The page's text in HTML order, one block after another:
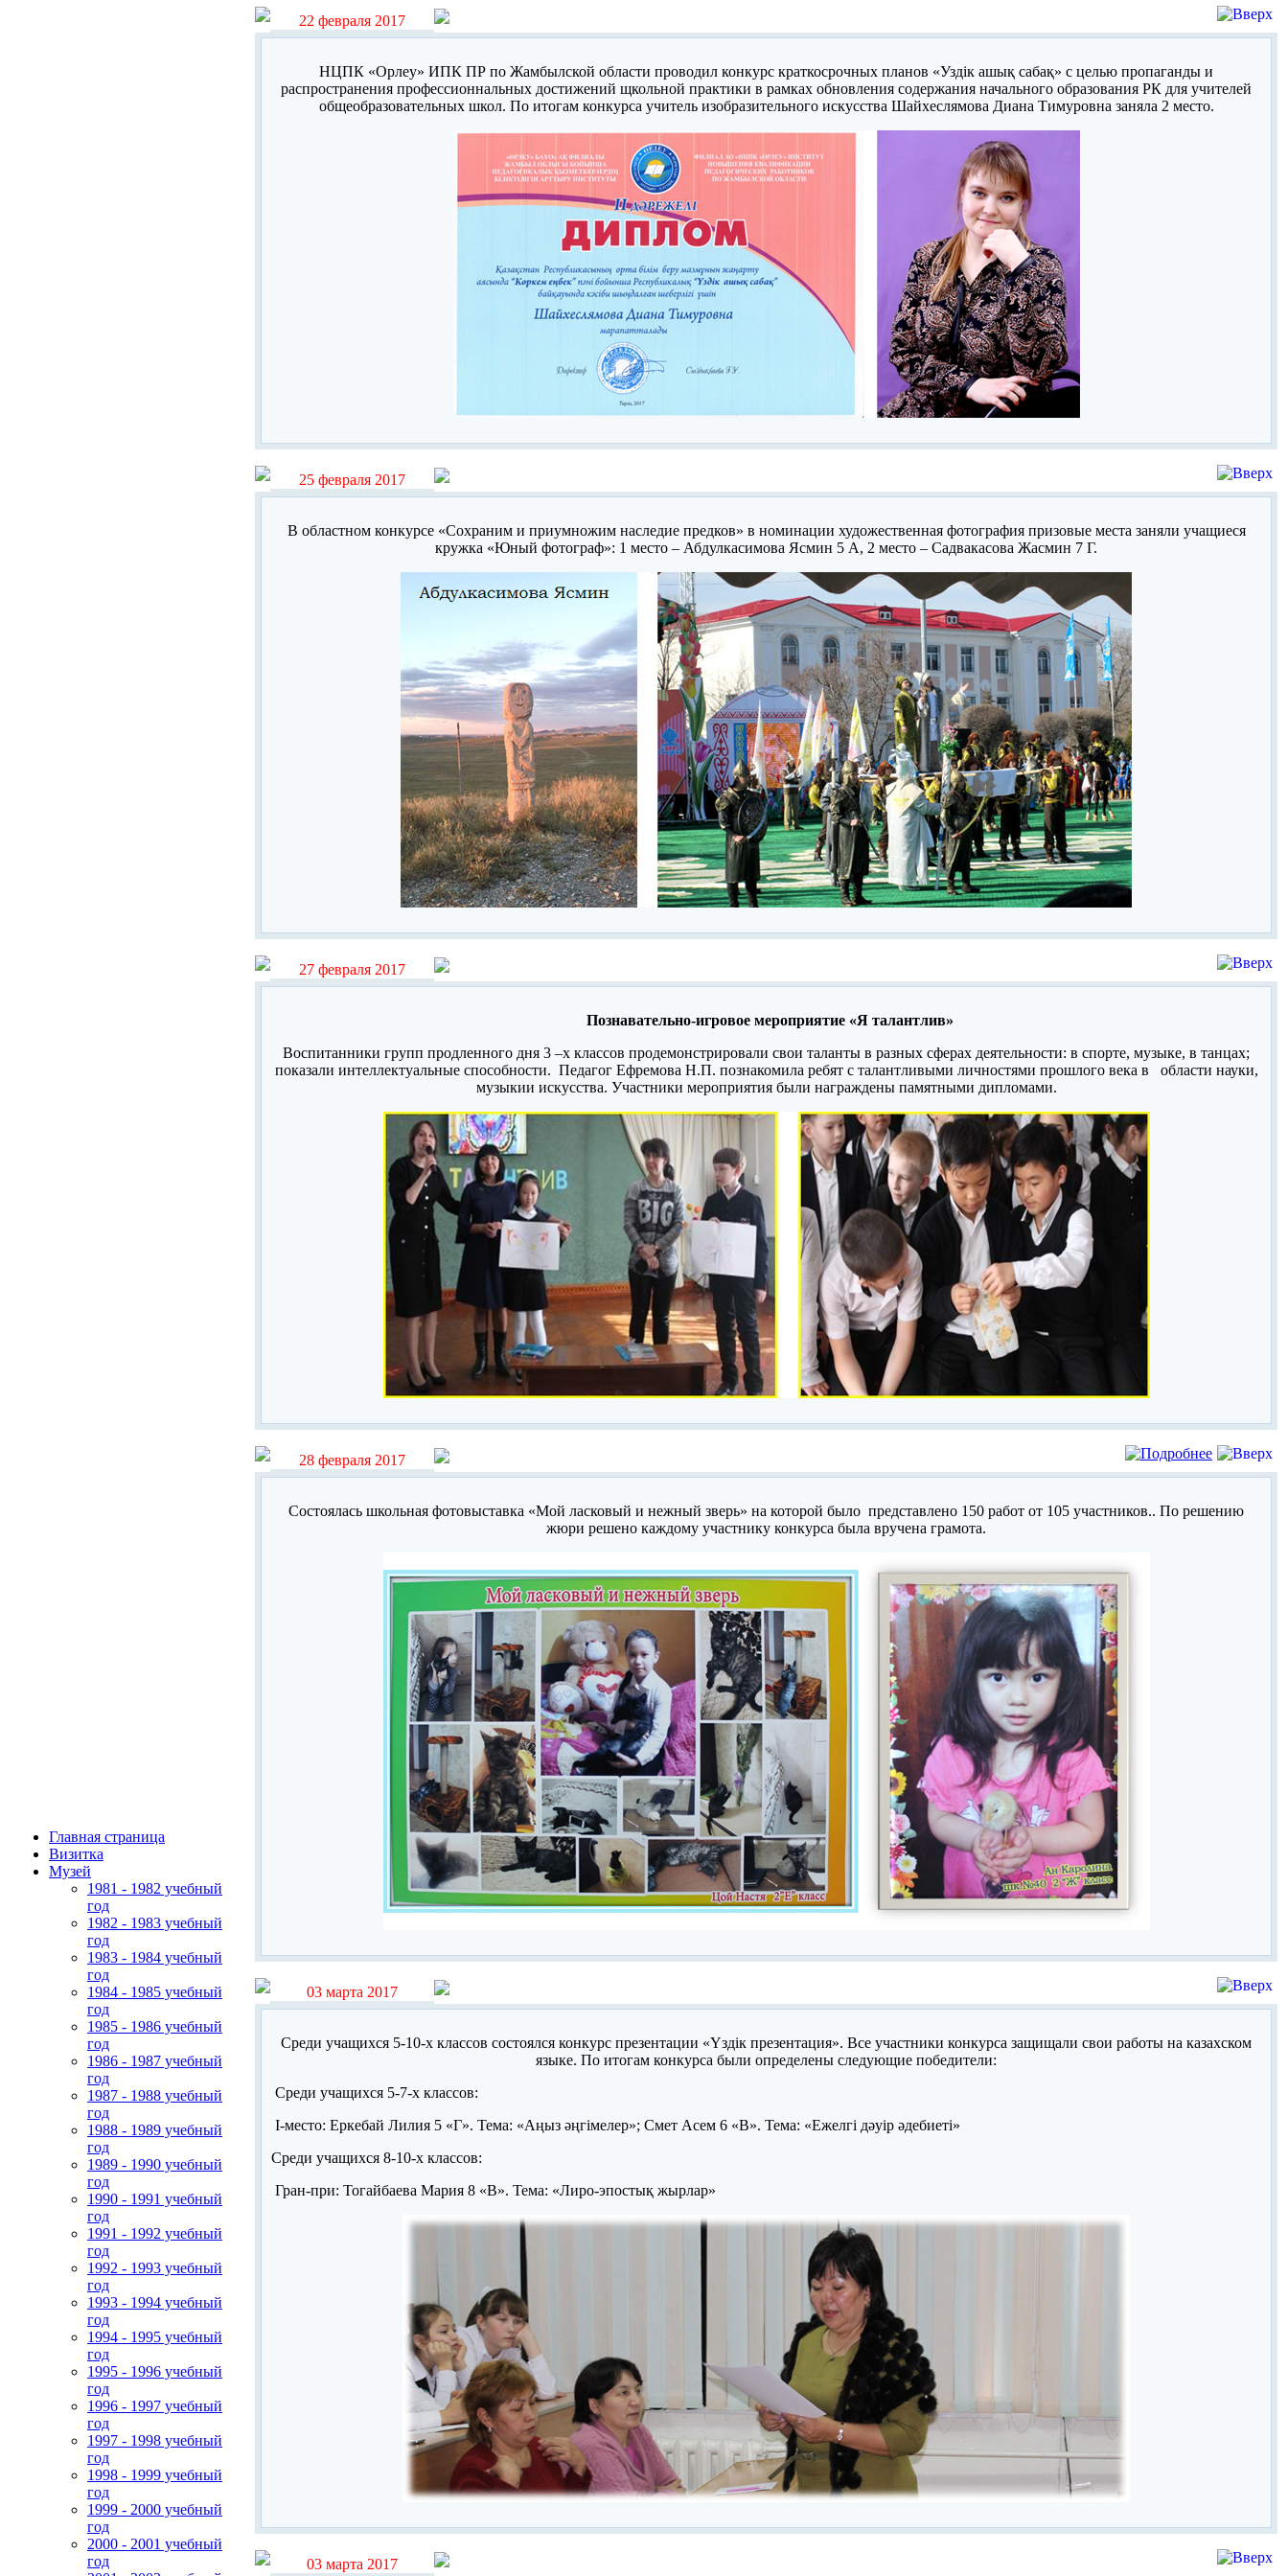
Главная страница
Визитка
Музей
1981 - 1982 учебный
год
1982 - 1983 учебный
год
1983 - 1984 учебный
год
1984 - 1985 учебный
год
1985 - 1986 учебный
год
1986 - 1987 учебный
год
1987 - 1988 учебный
год
1988 - 1989 учебный
год
1989 - 1990 учебный
год
1990 - 1991 учебный
год
1991 - 1992 учебный
год
1992 - 1993 учебный
год
1993 - 1994 учебный
год
1994 - 1995 учебный
год
1995 - 1996 учебный
год
1996 - 1997 учебный
год
1997 - 1998 учебный
год
1998 - 1999 учебный
год
1999 - 2000 учебный
год
2000 - 2001 учебный
год
22 февраля 2017
НЦПК «Орлеу» ИПК ПР по Жамбылской области проводил конкурс краткосрочных планов «Уздік ашық сабақ» с целью пропаганды и
распространения профессионнальных достижений щкольной практики в рамках обновления содержания начального образования РК для учителей
общеобразовательных школ. По итогам конкурса учитель изобразительного искусства Шайхеслямова Диана Тимуровна заняла 2 место.
25 февраля 2017
В областном конкурсе «Сохраним и приумножим наследие предков» в номинации художественная фотография призовые места заняли учащиеся
кружка «Юный фотограф»: 1 место – Абдулкасимова Ясмин 5 А, 2 место – Садвакасова Жасмин 7 Г.
27 февраля 2017
Познавательно-игровое мероприятие «Я талантлив»
Воспитанники групп продленного дня 3 –х классов продемонстрировали свои таланты в разных сферах деятельности: в спорте, музыке, в танцах;
показали интеллектуальные способности. Педагог Ефремова Н.П. познакомила ребят с талантливыми личностями прошлого века в области науки,
музыкии искусства. Участники мероприятия были награждены памятными дипломами.
28 февраля 2017
Состоялась школьная фотовыставка «Мой ласковый и нежный зверь» на которой было представлено 150 работ от 105 участников.. По решению
жюри решено каждому участнику конкурса была вручена грамота.
03 марта 2017
Среди учащихся 5-10-х классов состоялся конкурс презентации «Үздік презентация». Все участники конкурса защищали свои работы на казахском
языке. По итогам конкурса были определены следующие победители:
Среди учащихся 5-7-х классов:
І-место: Еркебай Лилия 5 «Г». Тема: «Аңыз әңгімелер»; Смет Асем 6 «В». Тема: «Ежелгі дәуір әдебиеті»
Среди учащихся 8-10-х классов:
Гран-при: Тогайбаева Мария 8 «В». Тема: «Лиро-эпостық жырлар»
03 марта 2017